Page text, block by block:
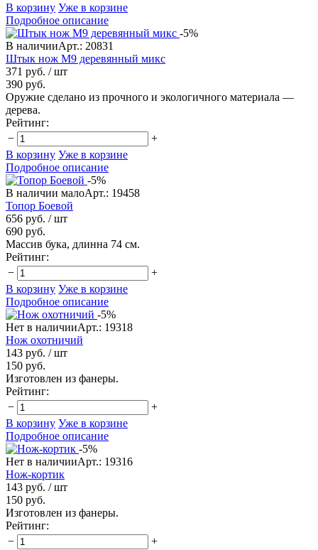
В корзину Уже в корзине
Подробное описание
-5%
В наличииАрт.: 20831
Штык нож М9 деревянный микс
371 руб. / шт
390 руб.
Оружие сделано из прочного и экологичного материала —
дерева.
Рейтинг:
−
+
В корзину Уже в корзине
Подробное описание
-5%
В наличии малоАрт.: 19458
Топор Боевой
656 руб. / шт
690 руб.
Массив бука, длинна 74 см.
Рейтинг:
−
+
В корзину Уже в корзине
Подробное описание
-5%
Нет в наличииАрт.: 19318
Нож охотничий
143 руб. / шт
150 руб.
Изготовлен из фанеры.
Рейтинг:
−
+
В корзину Уже в корзине
Подробное описание
-5%
Нет в наличииАрт.: 19316
Нож-кортик
143 руб. / шт
150 руб.
Изготовлен из фанеры.
Рейтинг:
−
+